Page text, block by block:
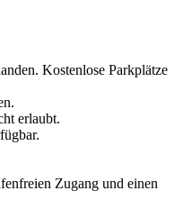
Kostenlose Parkplätze
erlaubt.
Zugang und einen